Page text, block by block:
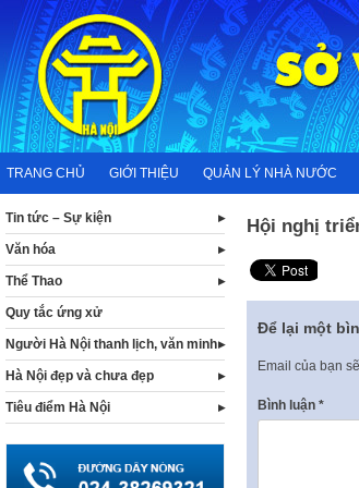
content
TRANG CHỦ GIỚI THIỆU QUẢN LÝ NHÀ NƯỚC
Hội nghị
Để lại một
Email của bạn
Bình luận *
Tin tức – Sự kiện
Văn hóa
Thể Thao
Quy tắc ứng xử
Người Hà Nội thanh lịch, văn minh
Hà Nội đẹp và chưa đẹp
Tiêu điểm Hà Nội